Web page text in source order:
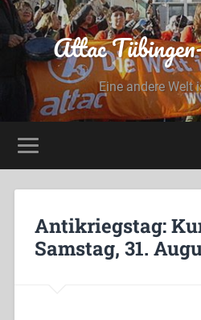
Attac
Eine andere Welt
Antikriegstag:
Samstag, 31.